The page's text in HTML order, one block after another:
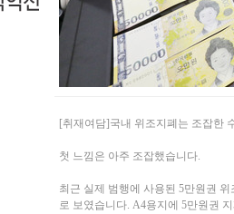
[취재여담]국내 위조지폐는 조잡한
첫 느낌은 아주 조잡했습니다.
최근 실제 범행에 사용된 5만원권
로 보였습니다. A4용지에 5만원권